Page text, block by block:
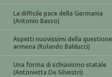
La difficile pace della Germania
(Antonio Basso)
Aspetti nuovissimi della questione
armena (Rolando Balducci)
Una forma di schiavismo statale
(Antonietta De Silvestri)